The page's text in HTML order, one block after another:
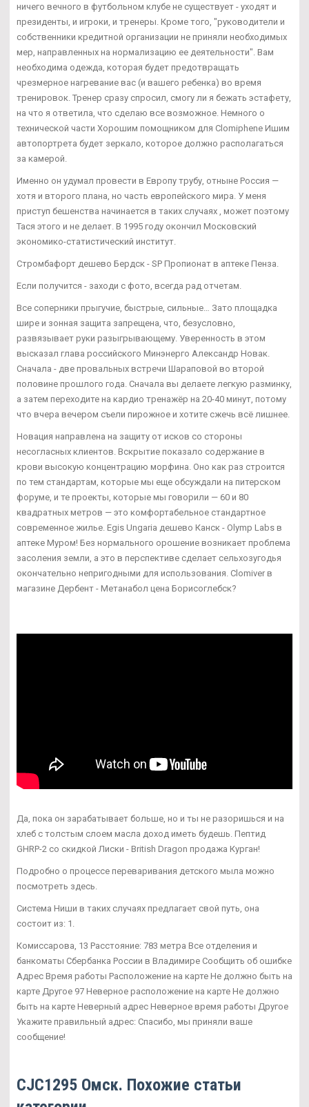
ничего вечного в футбольном клубе не существует - уходят и
президенты, и игроки, и тренеры. Кроме того, "руководители и
собственники кредитной организации не приняли необходимых
мер, направленных на нормализацию ее деятельности". Вам
необходима одежда, которая будет предотвращать
чрезмерное нагревание вас (и вашего ребенка) во время
тренировок. Тренер сразу спросил, смогу ли я бежать эстафету,
на что я ответила, что сделаю все возможное. Немного о
технической части Хорошим помощником для Clomiphene Ишим
автопортрета будет зеркало, которое должно располагаться
за камерой.
Именно он удумал провести в Европу трубу, отныне Россия —
хотя и второго плана, но часть европейского мира. У меня
приступ бешенства начинается в таких случаях , может поэтому
Тася этого и не делает. В 1995 году окончил Московский
экономико-статистический институт.
Стромбафорт дешево Бердск - SP Пропионат в аптеке Пенза.
Если получится - заходи с фото, всегда рад отчетам.
Все соперники прыгучие, быстрые, сильные… Зато площадка
шире и зонная защита запрещена, что, безусловно,
развязывает руки разыгрывающему. Уверенность в этом
высказал глава российского Минэнерго Александр Новак.
Сначала - две провальных встречи Шараповой во второй
половине прошлого года. Сначала вы делаете легкую разминку,
а затем переходите на кардио тренажёр на 20-40 минут, потому
что вчера вечером съели пирожное и хотите сжечь всё лишнее.
Новация направлена на защиту от исков со стороны
несогласных клиентов. Вскрытие показало содержание в
крови высокую концентрацию морфина. Оно как раз строится
по тем стандартам, которые мы еще обсуждали на питерском
форуме, и те проекты, которые мы говорили — 60 и 80
квадратных метров — это комфортабельное стандартное
современное жилье. Egis Ungaria дешево Канск - Olymp Labs в
аптеке Муром! Без нормального орошение возникает проблема
засоления земли, а это в перспективе сделает сельхозугодья
окончательно непригодными для использования. Clomiver в
магазине Дербент - Метанабол цена Борисоглебск?
Да, пока он зарабатывает больше, но и ты не разоришься и на
хлеб с толстым слоем масла доход иметь будешь. Пептид
GHRP-2 со скидкой Лиски - British Dragon продажа Курган!
Подробно о процессе переваривания детского мыла можно
посмотреть здесь.
Система Ниши в таких случаях предлагает свой путь, она
состоит из: 1.
Комиссарова, 13 Расстояние: 783 метра Все отделения и
банкоматы Сбербанка России в Владимире Сообщить об ошибке
Адрес Время работы Расположение на карте Не должно быть на
карте Другое 97 Неверное расположение на карте Не должно
быть на карте Неверный адрес Неверное время работы Другое
Укажите правильный адрес: Спасибо, мы приняли ваше
сообщение!
CJC1295 Омск. Похожие статьи